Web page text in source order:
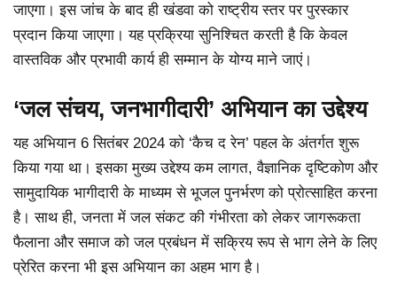
जाएगा। इस जांच के बाद ही खंडवा को राष्ट्रीय स्तर पर पुरस्कार
प्रदान किया जाएगा। यह प्रक्रिया सुनिश्चित करती है कि केवल
वास्तविक और प्रभावी कार्य ही सम्मान के योग्य माने जाएं।
‘जल संचय, जनभागीदारी’ अभियान का उद्देश्य
यह अभियान 6 सितंबर 2024 को ‘कैच द रेन’ पहल के अंतर्गत शुरू
किया गया था। इसका मुख्य उद्देश्य कम लागत, वैज्ञानिक दृष्टिकोण और
सामुदायिक भागीदारी के माध्यम से भूजल पुनर्भरण को प्रोत्साहित करना
है। साथ ही, जनता में जल संकट की गंभीरता को लेकर जागरूकता
फैलाना और समाज को जल प्रबंधन में सक्रिय रूप से भाग लेने के लिए
प्रेरित करना भी इस अभियान का अहम भाग है।